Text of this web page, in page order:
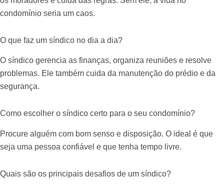
condomínio seria um caos.
O que faz um síndico no dia a dia?
O síndico gerencia as finanças, organiza reuniões e resolve
problemas. Ele também cuida da manutenção do prédio e da
segurança.
Como escolher o síndico certo para o seu condomínio?
Procure alguém com bom senso e disposição. O ideal é que
seja uma pessoa confiável e que tenha tempo livre.
Quais são os principais desafios de um síndico?